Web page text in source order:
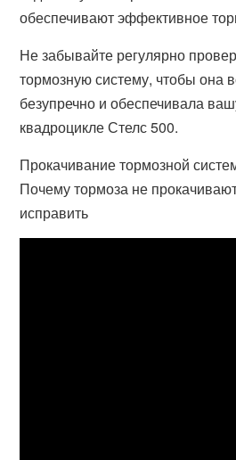
обеспечивают эффективное
Не забывайте регулярно
тормозную систему, чтобы она
безупречно и обеспечивала
квадроцикле Стелс 500.
Прокачивание тормозной
Почему тормоза не
исправить